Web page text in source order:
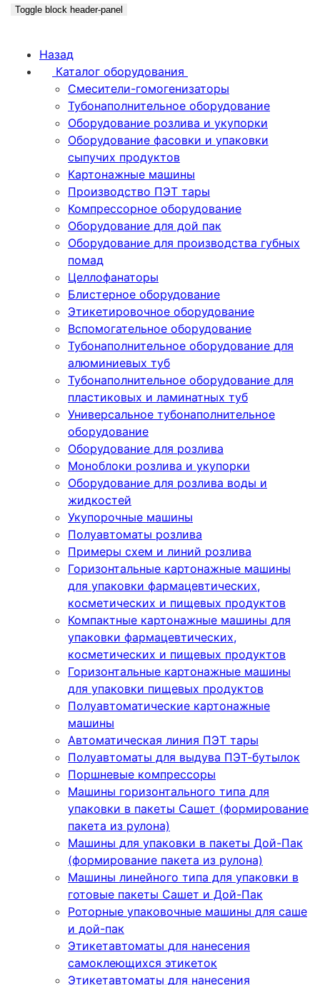
Toggle block header-panel
Назад
Каталог оборудования
Смесители-гомогенизаторы
Тубонаполнительное оборудование
Оборудование розлива и укупорки
Оборудование фасовки и упаковки
сыпучих продуктов
Картонажные машины
Производство ПЭТ тары
Компрессорное оборудование
Оборудование для дой пак
Оборудование для производства губных
помад
Целлофанаторы
Блистерное оборудование
Этикетировочное оборудование
Вспомогательное оборудование
Тубонаполнительное оборудование для
алюминиевых туб
Тубонаполнительное оборудование для
пластиковых и ламинатных туб
Универсальное тубонаполнительное
оборудование
Оборудование для розлива
Моноблоки розлива и укупорки
Оборудование для розлива воды и
жидкостей
Укупорочные машины
Полуавтоматы розлива
Примеры схем и линий розлива
Горизонтальные картонажные машины
для упаковки фармацевтических,
косметических и пищевых продуктов
Компактные картонажные машины для
упаковки фармацевтических,
косметических и пищевых продуктов
Горизонтальные картонажные машины
для упаковки пищевых продуктов
Полуавтоматические картонажные
машины
Автоматическая линия ПЭТ тары
Полуавтоматы для выдува ПЭТ-бутылок
Поршневые компрессоры
Машины горизонтального типа для
упаковки в пакеты Сашет (формирование
пакета из рулона)
Машины для упаковки в пакеты Дой-Пак
(формирование пакета из рулона)
Машины линейного типа для упаковки в
готовые пакеты Сашет и Дой-Пак
Роторные упаковочные машины для саше
и дой-пак
Этикетавтоматы для нанесения
самоклеющихся этикеток
Этикетавтоматы для нанесения